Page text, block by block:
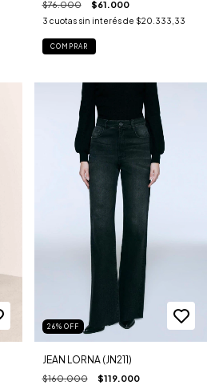
$76.000 $61.000
3 cuotas sin interés de $20.333,33
COMPRAR
26% OFF
JEAN LORNA (JN211)
$160.000 $119.000